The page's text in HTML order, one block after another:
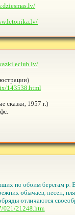
143538.html
сказки, 1957 г.)
по обоим берегам р.
обычаев, песен,
отличаются
021/21248.htm